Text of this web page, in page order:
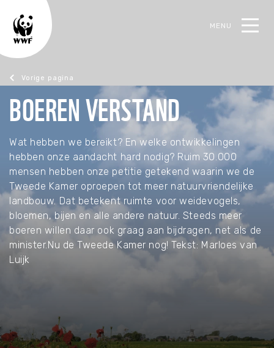
MENU
BOEREN VERSTAND
Wat hebben we bereikt? En welke ontwikkelingen
hebben onze aandacht hard nodig? Ruim 30.000
mensen hebben onze petitie getekend waarin we de
Tweede Kamer oproepen tot meer natuurvriendelijke
landbouw. Dat betekent ruimte voor weidevogels,
bloemen, bijen en alle andere natuur. Steeds meer
boeren willen daar ook graag aan bijdragen, net als de
minister.Nu de Tweede Kamer nog! Tekst: Marloes van
Luijk